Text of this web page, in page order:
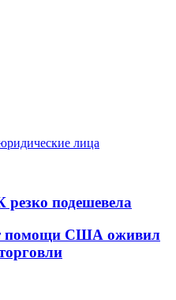
лица
подешевела
помощи США оживил